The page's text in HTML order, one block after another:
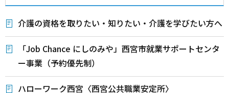
介護の資格を取りたい・知りたい・介護を学びたい方へ
「Job Chance にしのみや」西宮市就業サポートセンタ
ー事業（予約優先制）
ハローワーク西宮〈西宮公共職業安定所〉